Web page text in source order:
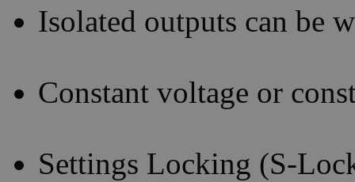
Isolated outputs can be
Constant voltage or
Settings Locking (S-